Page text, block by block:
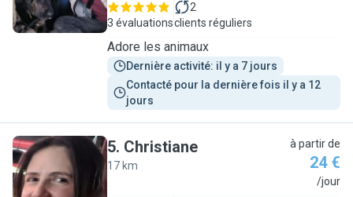
3 évaluations
2
clients réguliers
Adore les animaux
Dernière activité: il y a 7 jours
Contacté pour la dernière fois il y a 12
jours
C
5. Christiane
17 km
à partir de
24 €
/jour